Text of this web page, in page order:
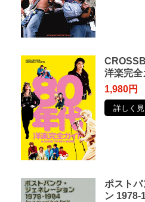
洋楽完全
1,980円
詳しく
ポストパ
ン 1978-